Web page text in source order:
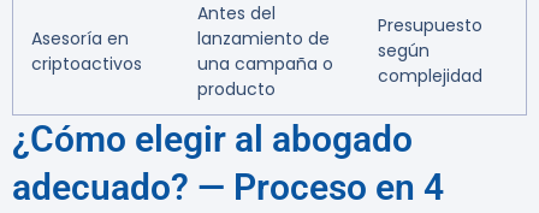
Asesoría en
criptoactivos
Antes del
lanzamiento de
una campaña o
producto
Presupuesto
según
complejidad
¿Cómo elegir al abogado
adecuado? — Proceso en 4